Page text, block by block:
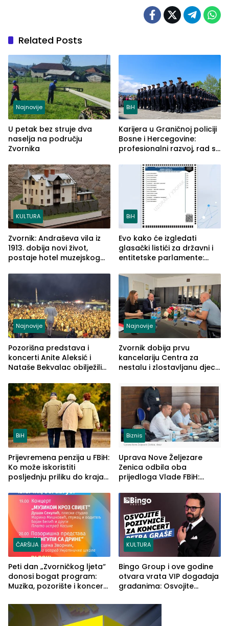
Related Posts
Najnovije
U petak bez struje dva
naselja na području
Zvornika
BiH
Karijera u Graničnoj policiji
Bosne i Hercegovine:
profesionalni razvoj, rad sa
služba građanima
KULTURA
Zvornik: Andraševa vila iz
1913. dobija novi život,
postaje hotel muzejskog
BiH
Evo kako će izgledati
glasački listići za državni i
entitetske parlamente:
vidljive na njima
Najnovije
Pozorišna predstava i
koncerti Anite Aleksić i
Nataše Bekvalac obilježili
ljeta (FOTO)
Najnovije
Zvornik dobija prvu
kancelariju Centra za
nestalu i zlostavljanu djecu
BiH
Prijevremena penzija u FBiH:
Ko može iskoristiti
posljednju priliku do kraja
Biznis
Uprava Nove Željezare
Zenica odbila oba
prijedloga Vlade FBiH:
rješenje
ČARŠIJA
Peti dan „Zvorničkog ljeta“
donosi bogat program:
Muzika, pozorište i koncert
KULTURA
Bingo Group i ove godine
otvara vrata VIP događaja
građanima: Osvojite
Graše